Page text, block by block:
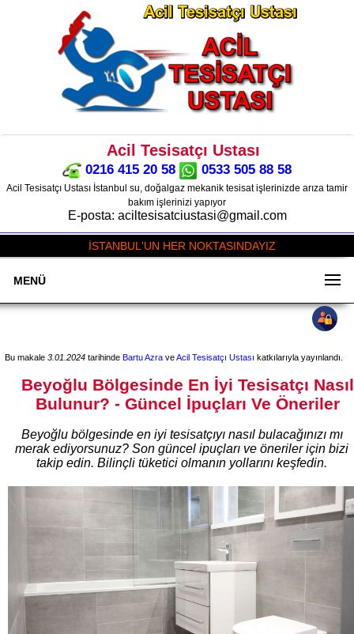
Acil Tesisatçı Ustası
0216 415 20 58 0533 505 88 58
Acil Tesisatçı Ustası İstanbul su, doğalgaz mekanik tesisat işlerinizde arıza tamir
bakım işlerinizi yapıyor
E-posta: aciltesisatciustasi@gmail.com
İSTANBUL'UN HER NOKTASINDAYIZ
MENÜ
Bu makale 3.01.2024 tarihinde Bartu Azra veAcil Tesisatçı Ustası katkılarıyla yayınlandı.
Beyoğlu Bölgesinde En İyi Tesisatçı Nasıl
Bulunur? - Güncel İpuçları Ve Öneriler
Beyoğlu bölgesinde en iyi tesisatçıyı nasıl bulacağınızı mı
merak ediyorsunuz? Son güncel ipuçları ve öneriler için bizi
takip edin. Bilinçli tüketici olmanın yollarını keşfedin.